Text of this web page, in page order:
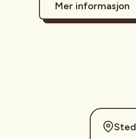
Mer informasjon
Sted